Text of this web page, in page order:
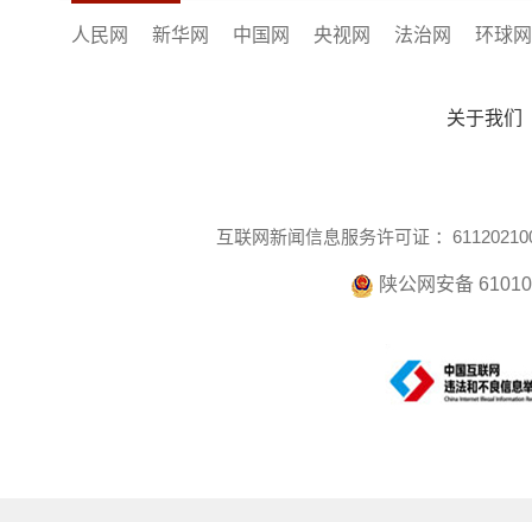
人民网 新华网 中国网 央视网 法治网 环球网
关于我们
互联网新闻信息服务许可证 ：
陕公网安备